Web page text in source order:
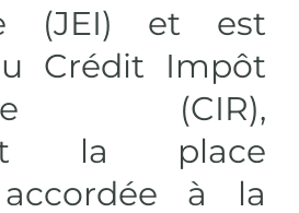
(JEI) et est
Crédit Impôt
(CIR),
la place
à la